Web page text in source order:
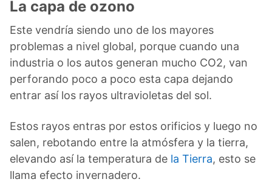
La capa de ozono
Este vendría siendo uno de los mayores
problemas a nivel global, porque cuando una
industria o los autos generan mucho CO2, van
perforando poco a poco esta capa dejando
entrar así los rayos ultravioletas del sol.
Estos rayos entras por estos orificios y luego no
salen, rebotando entre la atmósfera y la tierra,
elevando así la temperatura de la Tierra, esto se
llama efecto invernadero.